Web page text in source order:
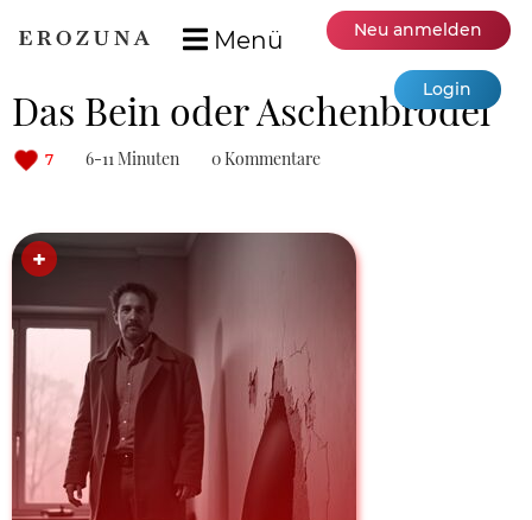
Menü Neu anmelden
Login
Das Bein oder Aschenbrödel
7 6-11 Minuten 0 Kommentare